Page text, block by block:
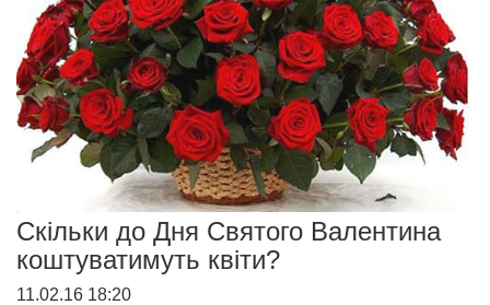
Cкільки до Дня Святого Валентина
коштуватимуть квіти?
11.02.16 18:20